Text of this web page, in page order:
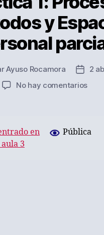
y
Ayuso Rocamora
Fecha
2
No hay comentariosen
en
3
Pública